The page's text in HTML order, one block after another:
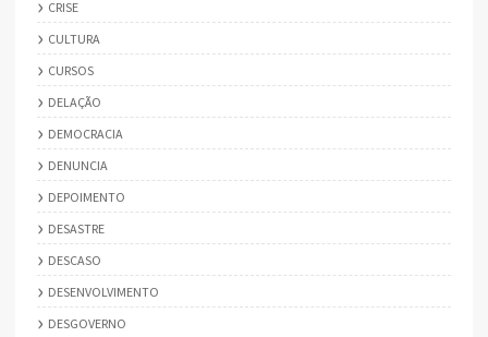
CRISE
CULTURA
CURSOS
DELAÇÃO
DEMOCRACIA
DENUNCIA
DEPOIMENTO
DESASTRE
DESCASO
DESENVOLVIMENTO
DESGOVERNO